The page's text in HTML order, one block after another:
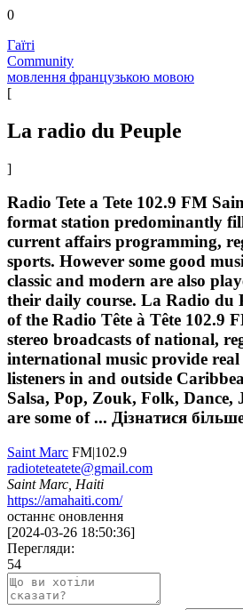
0
Гаїті
Community
мовлення французькою мовою
[
La radio du Peuple
]
Radio Tete a Tete 102.9 FM
format station predominantly
current affairs programming,
sports. However some good
classic and modern are also
their daily course. La Radio du
of the Radio Tête à Tête 102.9
stereo broadcasts of national,
international music provide
listeners in and outside
Salsa, Pop, Zouk, Folk, Dance,
are some of ... Дізнатися
Saint Marc FM|102.9
radioteteatete@gmail.com
Saint Marc, Haiti
https://amahaiti.com/
останнє оновлення
[2024-03-26 18:50:36]
Перегляди:
54